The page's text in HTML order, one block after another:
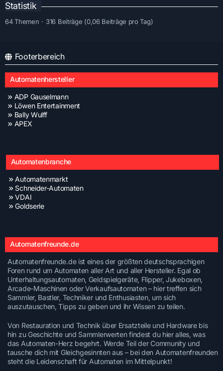
Statistik
64 Themen 316 Beiträge (0,06 Beiträge pro Tag)
Footerbereich
Automatenhersteller
ADP Gauselmann
Löwen Entertainment
Bally Wulff
APEX
Automatenbranche
Automatenmarkt
Schneider-Automaten
VDAI
Goldserie
Automatenfreunde.de
Automatenfreunde.de ist eines der größten deutschsprachigen
Foren rund um Automaten aller Art und aller Hersteller. Egal ob
Unterhaltungsautomaten, Geldspielgeräte, Flipper, Jukeboxen,
Arcade-Maschinen oder Verkaufsautomaten – hier treffen sich
Sammler, Bastler, Techniker und Enthusiasten, um sich
auszutauschen, Tipps zu geben und ihr Wissen zu teilen.
Von Restauration und Technik über Ersatzteile und Hardware bis
hin zu Geschichte und Sammlerwerten findest du hier alles, was
das Automaten-Herz begehrt. Werde Teil der Community und
tausche dich mit Gleichgesinnten aus – bei den Automatenfreunden
steht die Leidenschaft für Automaten im Mittelpunkt!